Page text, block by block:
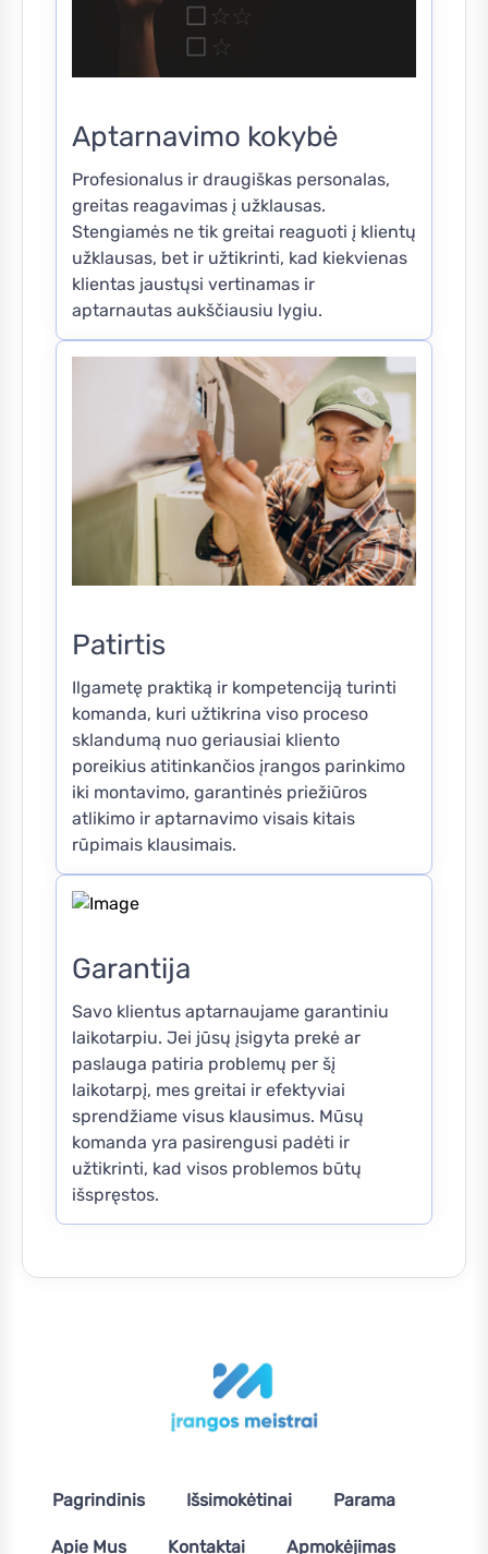
Aptarnavimo kokybė
Profesionalus ir draugiškas personalas,
greitas reagavimas į užklausas.
Stengiamės ne tik greitai reaguoti į klientų
užklausas, bet ir užtikrinti, kad kiekvienas
klientas jaustųsi vertinamas ir
aptarnautas aukščiausiu lygiu.
Patirtis
Ilgametę praktiką ir kompetenciją turinti
komanda, kuri užtikrina viso proceso
sklandumą nuo geriausiai kliento
poreikius atitinkančios įrangos parinkimo
iki montavimo, garantinės priežiūros
atlikimo ir aptarnavimo visais kitais
rūpimais klausimais.
Garantija
Savo klientus aptarnaujame garantiniu
laikotarpiu. Jei jūsų įsigyta prekė ar
paslauga patiria problemų per šį
laikotarpį, mes greitai ir efektyviai
sprendžiame visus klausimus. Mūsų
komanda yra pasirengusi padėti ir
užtikrinti, kad visos problemos būtų
išspręstos.
Pagrindinis Išsimokėtinai Parama
Apie Mus Kontaktai Apmokėjimas